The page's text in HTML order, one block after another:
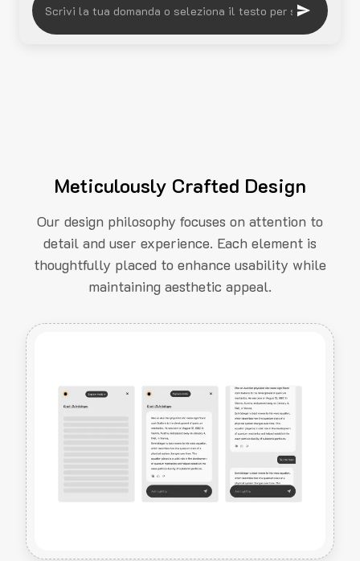
Meticulously Crafted Design
Our design philosophy focuses on attention to
detail and user experience. Each element is
thoughtfully placed to enhance usability while
maintaining aesthetic appeal.